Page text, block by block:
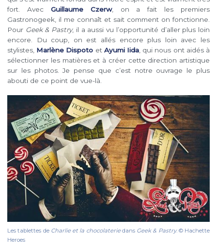
fort. Avec Guillaume Czerw, on a fait les premiers
Gastronogeek, il me connaît et sait comment on fonctionne.
Pour Geek & Pastry, il a aussi vu l’opportunité d’aller plus loin
encore. Du coup, on est allés encore plus loin avec les
stylistes, Marlène Dispoto et Ayumi Iida , qui nous ont aidés à
sélectionner les matières et à créer cette direction artistique
sur les photos. Je pense que c’est notre ouvrage le plus
abouti de ce point de vue-là.
Les tablettes de Charlie et la chocolateriedans Geek & Pastry. © Hachette
Heroes